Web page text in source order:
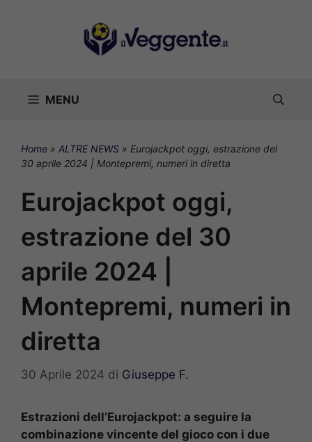
MENU
Home » ALTRE NEWS » Eurojackpot oggi, estrazione del
30 aprile 2024 | Montepremi, numeri in diretta
Eurojackpot oggi,
estrazione del 30
aprile 2024 |
Montepremi, numeri in
diretta
30 Aprile 2024 di Giuseppe F.
Estrazioni dell’Eurojackpot: a seguire la
combinazione vincente del gioco con i due